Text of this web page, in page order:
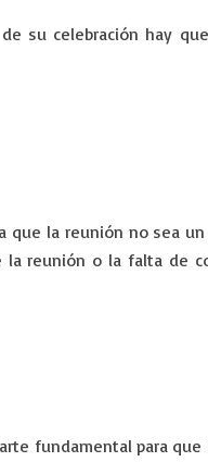
su celebración hay
que la reunión no sea
la reunión o la falta de
fundamental para que